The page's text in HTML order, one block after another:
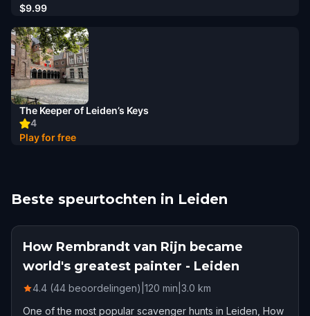
$9.99
4
The Keeper of Leiden’s Keys
Play for free
Beste speurtochten in Leiden
How Rembrandt van Rijn became
world's greatest painter - Leiden
4.4 (44 beoordelingen) 120 min 3.0 km
One of the most popular scavenger hunts in Leiden, How